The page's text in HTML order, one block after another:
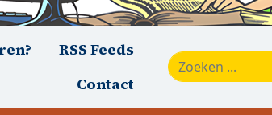
RSS Feeds
Contact